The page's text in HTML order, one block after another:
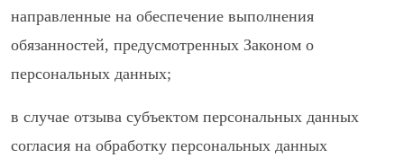
направленные на обеспечение выполнения
обязанностей, предусмотренных Законом о
персональных данных;
в случае отзыва субъектом персональных данных
согласия на обработку персональных данных